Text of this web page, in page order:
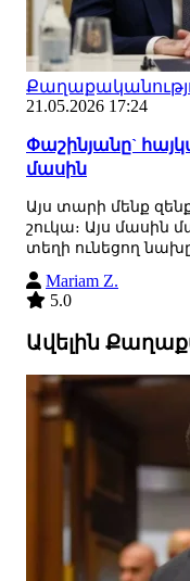
21.05.2026 17:24
Փաշինյանը`
մասին
Այս տարի մենք
շուկա։ Այս մասին
տեղի ունեցող
Mariam Z.
5.0
Ավելին